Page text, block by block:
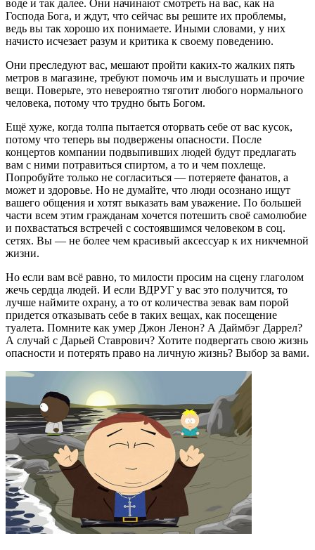
воде и так далее. Они начинают смотреть на вас, как на
Господа Бога, и ждут, что сейчас вы решите их проблемы,
ведь вы так хорошо их понимаете. Иными словами, у них
начисто исчезает разум и критика к своему поведению.
Они преследуют вас, мешают пройти каких-то жалких пять
метров в магазине, требуют помочь им и выслушать и прочие
вещи. Поверьте, это невероятно тяготит любого нормального
человека, потому что трудно быть Богом.
Ещё хуже, когда толпа пытается оторвать себе от вас кусок,
потому что теперь вы подвержены опасности. После
концертов компании подвыпивших людей будут предлагать
вам с ними потравиться спиртом, а то и чем похлеще.
Попробуйте только не согласиться — потеряете фанатов, а
может и здоровье. Но не думайте, что люди осознано ищут
вашего общения и хотят выказать вам уважение. По большей
части всем этим гражданам хочется потешить своё самолюбие
и похвастаться встречей с состоявшимся человеком в соц.
сетях. Вы — не более чем красивый аксессуар к их никчемной
жизни.
Но если вам всё равно, то милости просим на сцену глаголом
жечь сердца людей. И если ВДРУГ у вас это получится, то
лучше наймите охрану, а то от количества зевак вам порой
придется отказывать себе в таких вещах, как посещение
туалета. Помните как умер Джон Ленон? А Даймбэг Даррел?
А случай с Дарьей Ставрович? Хотите подвергать свою жизнь
опасности и потерять право на личную жизнь? Выбор за вами.